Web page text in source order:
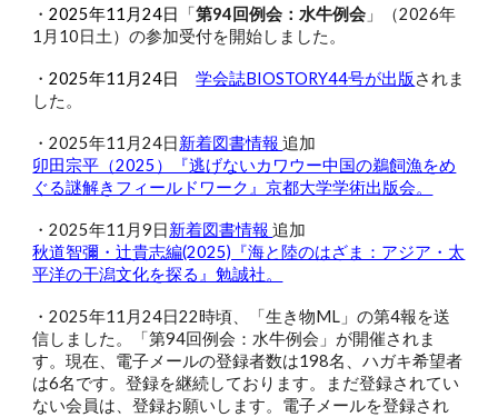
・2025年11月24日 「第94回例会：水牛例会 」（2026年
1 月 10日土）の参加受付を開始しました。
・2025年11 月24日学会誌BIOSTORY44号が出版されま
した 。
・2025年11月24日新着図書情報追加
卯田宗平（2025）『逃げないカワウー中国の鵜飼漁をめ
ぐる謎解きフィールドワーク』京都大学学術出版会。
・2025年11月9日新着図書情報追加
秋道智彌・辻貴志編(2025)『海と陸のはざま：アジア・太
平洋の干潟文化を探る』勉誠社。
・2025年11月24日22時頃、「生き物ML」の第4報を送
信しました。「第94回例会：水牛例会」が開催されま
す。現在、電子メールの登録者数は198名、ハガキ希望者
は6名です。登録を継続しております。まだ登録されてい
ない会員は、登録お願いします。電子メールを登録され